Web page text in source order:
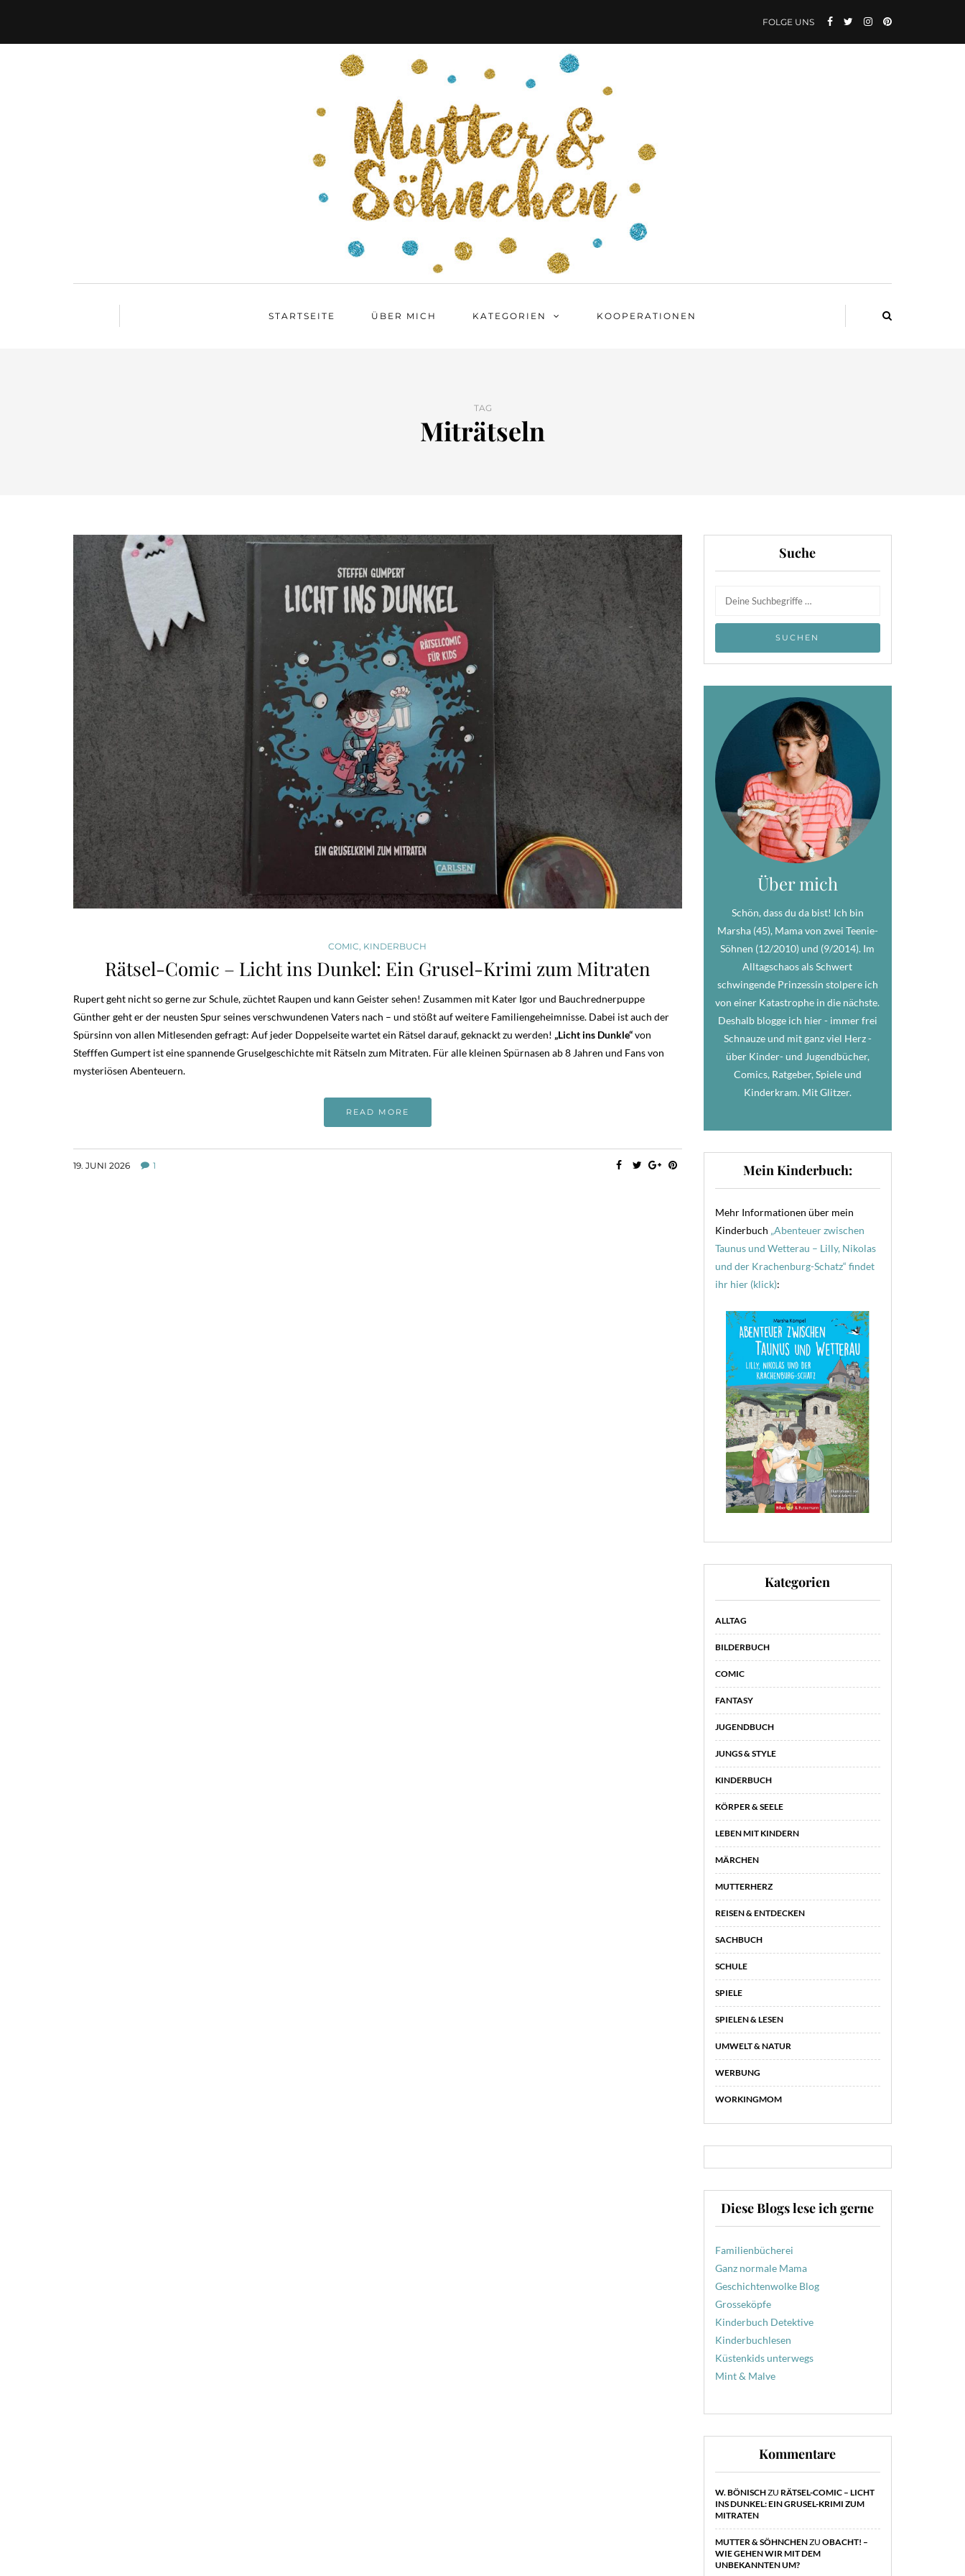
FOLGE UNS
STARTSEITE ÜBER MICH KATEGORIEN KOOPERATIONEN
TAG
Miträtseln
COMIC, KINDERBUCH
Rätsel-Comic – Licht ins Dunkel: Ein Grusel-Krimi zum Mitraten
Rupert geht nicht so gerne zur Schule, züchtet Raupen und kann Geister sehen! Zusammen mit Kater Igor und Bauchrednerpuppe
Günther geht er der neusten Spur seines verschwundenen Vaters nach – und stößt auf weitere Familiengeheimnisse. Dabei ist auch der
Spürsinn von allen Mitlesenden gefragt: Auf jeder Doppelseite wartet ein Rätsel darauf, geknackt zu werden! „Licht ins Dunkle“von
Stefffen Gumpert ist eine spannende Gruselgeschichte mit Rätseln zum Mitraten. Für alle kleinen Spürnasen ab 8 Jahren und Fans von
mysteriösen Abenteuern.
READ MORE
19. JUNI 2026 1
Suche
Über mich
Schön, dass du da bist! Ich bin
Marsha (45), Mama von zwei Teenie-
Söhnen (12/2010) und (9/2014). Im
Alltagschaos als Schwert
schwingende Prinzessin stolpere ich
von einer Katastrophe in die nächste.
Deshalb blogge ich hier - immer frei
Schnauze und mit ganz viel Herz -
über Kinder- und Jugendbücher,
Comics, Ratgeber, Spiele und
Kinderkram. Mit Glitzer.
Mein Kinderbuch:
Mehr Informationen über mein
Kinderbuch „Abenteuer zwischen
Taunus und Wetterau – Lilly, Nikolas
und der Krachenburg-Schatz“ findet
ihr hier (klick):
Kategorien
ALLTAG
BILDERBUCH
COMIC
FANTASY
JUGENDBUCH
JUNGS & STYLE
KINDERBUCH
KÖRPER & SEELE
LEBEN MIT KINDERN
MÄRCHEN
MUTTERHERZ
REISEN & ENTDECKEN
SACHBUCH
SCHULE
SPIELE
SPIELEN & LESEN
UMWELT & NATUR
WERBUNG
WORKINGMOM
Diese Blogs lese ich gerne
Familienbücherei
Ganz normale Mama
Geschichtenwolke Blog
Grosseköpfe
Kinderbuch Detektive
Kinderbuchlesen
Küstenkids unterwegs
Mint & Malve
Kommentare
W. BÖNISCHZU RÄTSEL-COMIC – LICHT
INS DUNKEL: EIN GRUSEL-KRIMI ZUM
MITRATEN
MUTTER & SÖHNCHENZU OBACHT! –
WIE GEHEN WIR MIT DEM
UNBEKANNTEN UM?